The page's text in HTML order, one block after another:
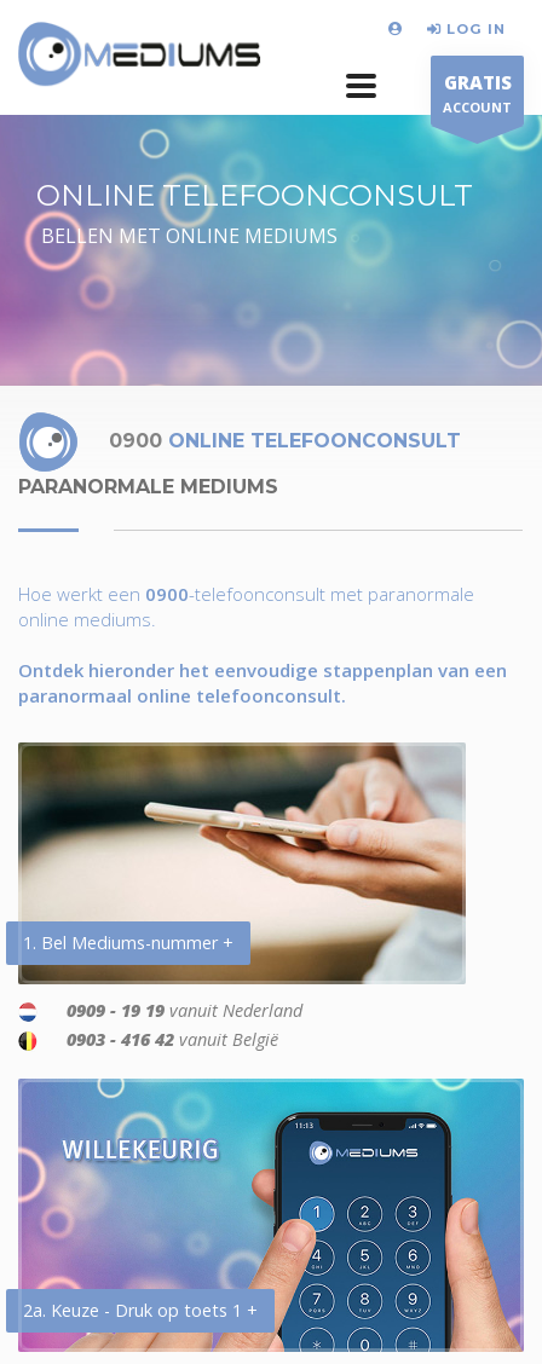
LOG IN
GRATIS
ACCOUNT
ONLINE TELEFOONCONSULT
BELLEN MET ONLINE MEDIUMS
0900 ONLINE TELEFOONCONSULT
PARANORMALE MEDIUMS
Hoe werkt een 0900-telefoonconsult met paranormale
online mediums.
Ontdek hieronder het eenvoudige stappenplan van een
paranormaal online telefoonconsult.
1. Bel Mediums-nummer +
0909 - 19 19 vanuit Nederland
0903 - 416 42 vanuit België
2a. Keuze - Druk op toets 1 +